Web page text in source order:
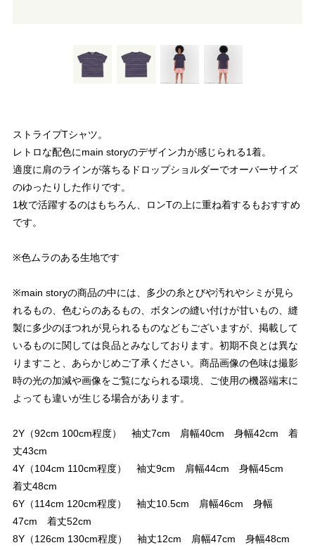
ストライプTシャツ。
レトロな配色にmain storyのデザイン力が感じられる1着。
適度に肩のラインが落ちるドロップショルダーでオーバーサイズ
のゆったりした作りです。
1枚で活躍するのはもちろん、ロンTの上に重ね着するもおすすめ
です。
※色ムラのある生地です
※main storyの商品の中には、多少の糸とびや汚れやシミが見ら
れるもの、色むらのあるもの、ボタンの縫い付けが甘いもの、縫
製に多少のほつれが見られるものなどもございますが、掲載して
いるものに関しては良品とみなしております。初期不良とは異な
りますこと、あらかじめご了承ください。商品画像の色味は撮影
時の光の加減や画像をご覧になられる環境、ご使用の機器端末に
よっても違いが生じる場合があります。
2Y（92cm 100cm程度） 袖丈7cm 肩幅40cm 身幅42cm 着
丈43cm
4Y（104cm 110cm程度） 袖丈9cm 肩幅44cm 身幅45cm
着丈48cm
6Y（114cm 120cm程度） 袖丈10.5cm 肩幅46cm 身幅
47cm 着丈52cm
8Y（126cm 130cm程度） 袖丈12cm 肩幅47cm 身幅48cm